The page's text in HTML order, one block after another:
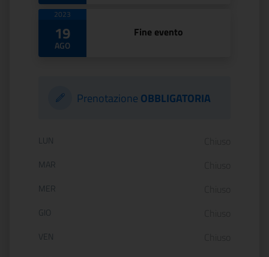
2023
19
AGO
Fine evento
Prenotazione OBBLIGATORIA
Orario di apertura:
LUN
MAR
MER
GIO
VEN